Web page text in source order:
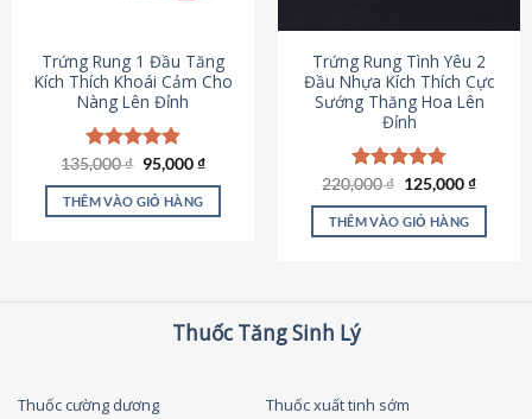
được
chọn
trên
trang
sản
phẩm
Trứng Rung 1 Đầu Tăng
Kích Thích Khoái Cảm Cho
Nàng Lên Đỉnh
Được xếp
hạng4.87
5 sao
135,000₫ Giá
gốc
là:
135,000 ₫.
95,000₫Giá
tại
THÊM VÀO GIỎ HÀNG
Trứng Rung Tình Yêu 2
Đầu Nhựa Kích Thích Cực
Sướng Thăng Hoa Lên
Đỉnh
Được xếp
hạng4.79
5 sao
220,000₫ Giá
là:
220,000 ₫.
125,000₫Giá
tại
THÊM VÀO GIỎ HÀNG
Thuốc Tăng Sinh Lý
Thuốc cường dương
Thuốc xuất tinh sớm